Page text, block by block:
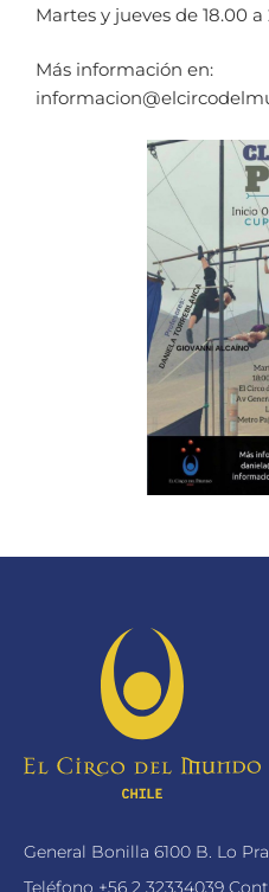
Martes y jueves de 18.00 a
Más información en:
General Bonilla 6100 B. Lo
Teléfono +56 2 32334039